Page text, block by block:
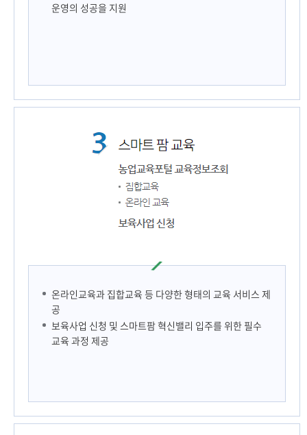
운영의 성공을 지원
온라인교육과 집합교육 등 다양한 형태의 교육 서비스 제
공
보육사업 신청 및 스마트팜 혁신밸리 입주를 위한 필수
교육 과정 제공